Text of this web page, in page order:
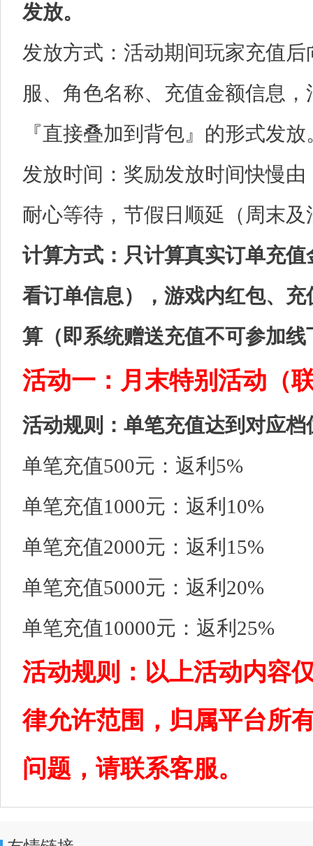
发放。
发放方式：活动期间玩家充值
服、角色名称、充值金额信息
『直接叠加到背包』的形式发放
发放时间：奖励发放时间快慢
耐心等待，节假日顺延（周末
计算方式：只计算真实订单充
看订单信息），游戏内红包、
算（即系统赠送充值不可参加线
活动一：月末特别活动（
活动规则：单笔充值达到对应
单笔充值500元：返利5%
单笔充值1000元：返利10%
单笔充值2000元：返利15%
单笔充值5000元：返利20%
单笔充值10000元：返利25%
活动规则：以上活动内容
律允许范围，归属平台所
问题，请联系客服。